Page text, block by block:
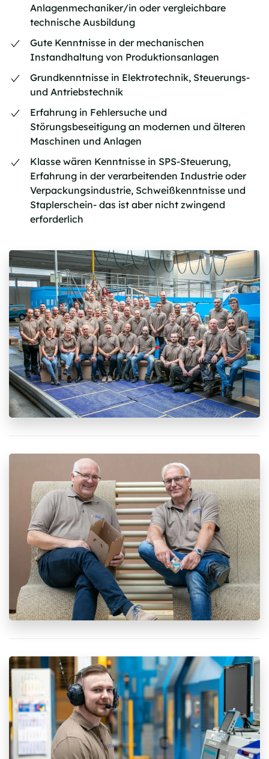
Anlagenmechaniker/in oder vergleichbare
technische Ausbildung
Gute Kenntnisse in der mechanischen
Instandhaltung von Produktionsanlagen
Grundkenntnisse in Elektrotechnik, Steuerungs-
und Antriebstechnik
Erfahrung in Fehlersuche und
Störungsbeseitigung an modernen und älteren
Maschinen und Anlagen
Klasse wären Kenntnisse in SPS-Steuerung,
Erfahrung in der verarbeitenden Industrie oder
Verpackungsindustrie, Schweißkenntnisse und
Staplerschein- das ist aber nicht zwingend
erforderlich